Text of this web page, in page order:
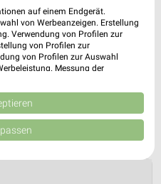
auf einem Endgerät.
von Werbeanzeigen. Erstellung
Verwendung von Profilen zur
von Profilen zur
von Profilen zur Auswahl
Messung der
Quellen. Entwicklung und
reduzierter Daten zur Auswahl
Union weitergegeben und in die